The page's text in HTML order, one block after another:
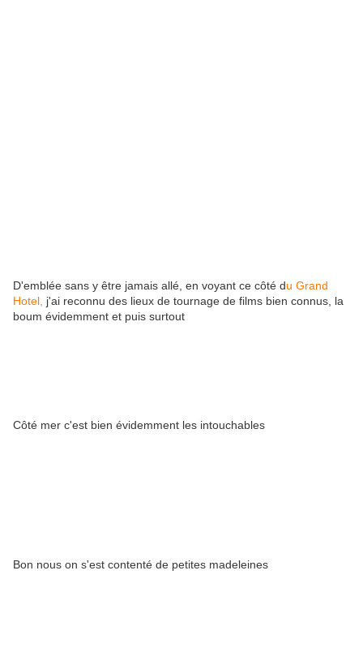
D'emblée sans y être jamais allé, en voyant ce côté du Grand
Hotel, j'ai reconnu des lieux de tournage de films bien connus, la
boum évidemment et puis surtout
Côté mer c'est bien évidemment les intouchables
Bon nous on s'est contenté de petites madeleines